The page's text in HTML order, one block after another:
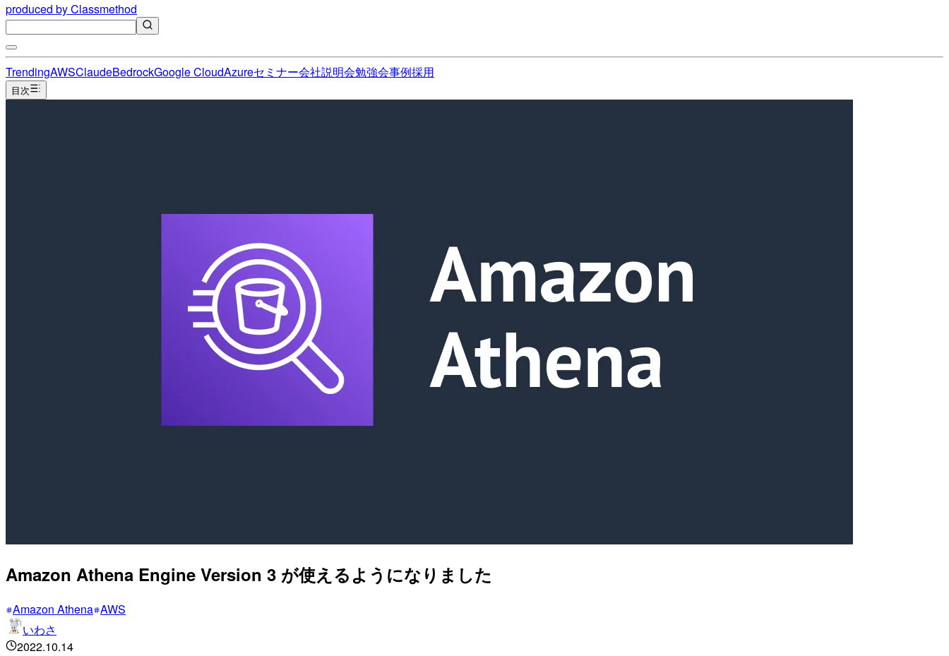
produced by Classmethod
TrendingAWSClaudeBedrockGoogle CloudAzureセミナー会社説明会勉強会事例採用
目次
Amazon Athena Engine Version 3 が使えるようになりました
Amazon Athena AWS
いわさ
2022.10.14